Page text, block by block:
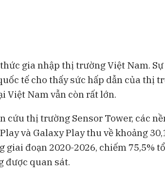
gia nhập thị trường Việt Nam.
tế cho thấy sức hấp dẫn của thị
Việt Nam vẫn còn rất lớn.
cứu thị trường Sensor Tower, các
và Galaxy Play thu về khoảng
giai đoạn 2020-2026, chiếm 75,5%
được quan sát.
AI có thể kéo vốn